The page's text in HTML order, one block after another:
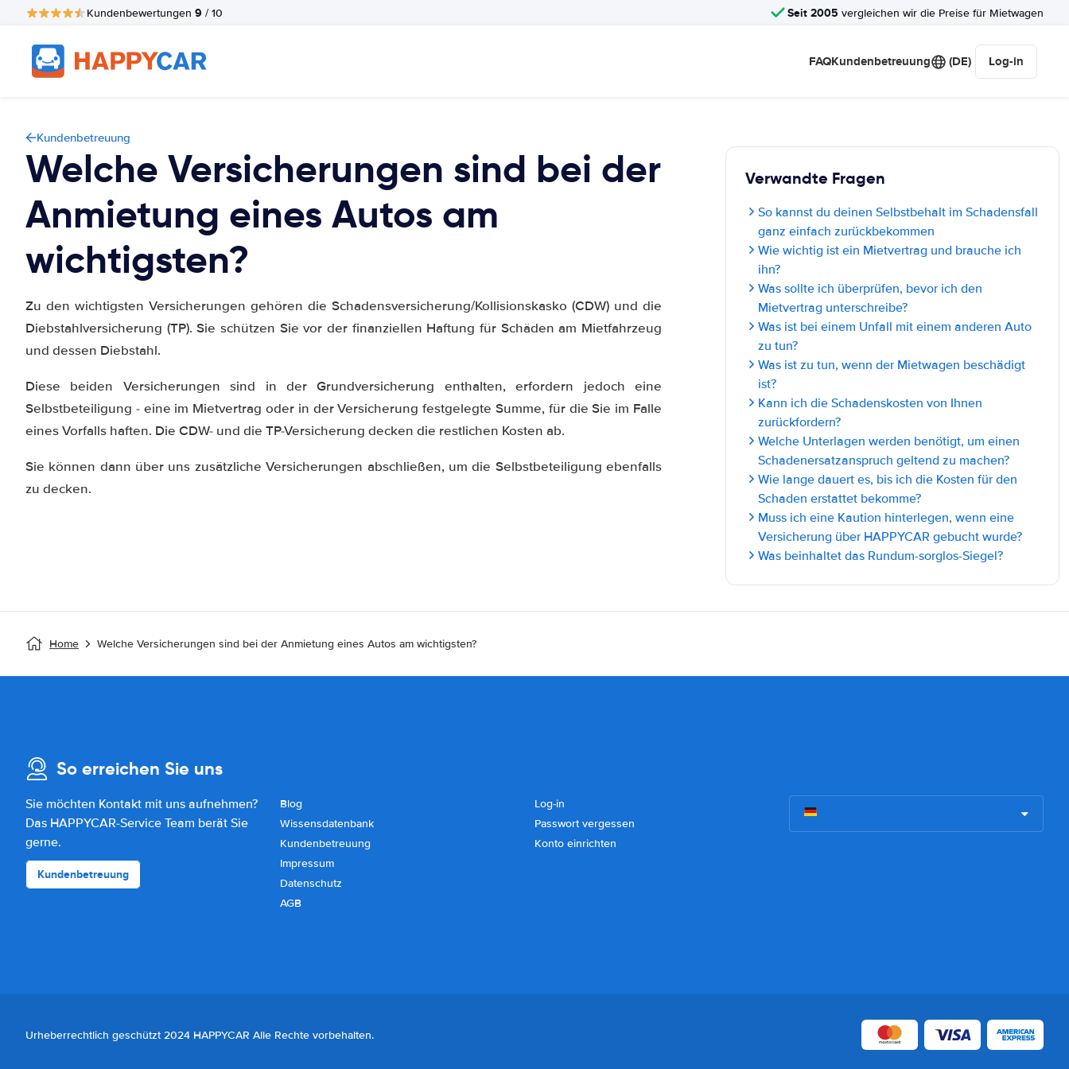
Kundenbewertungen 9 / 10 Seit 2005 vergleichen wir die Preise für Mietwagen
FAQKundenbetreuung (DE) Log-in
Kundenbetreuung
Welche Versicherungen sind bei der
Anmietung eines Autos am
wichtigsten?
Zu den wichtigsten Versicherungen gehören die Schadensversicherung/Kollisionskasko (CDW) und die
Diebstahlversicherung (TP). Sie schützen Sie vor der finanziellen Haftung für Schäden am Mietfahrzeug
und dessen Diebstahl.
Diese beiden Versicherungen sind in der Grundversicherung enthalten, erfordern jedoch eine
Selbstbeteiligung - eine im Mietvertrag oder in der Versicherung festgelegte Summe, für die Sie im Falle
eines Vorfalls haften. Die CDW- und die TP-Versicherung decken die restlichen Kosten ab.
Sie können dann über uns zusätzliche Versicherungen abschließen, um die Selbstbeteiligung ebenfalls
zu decken.
Verwandte Fragen
So kannst du deinen Selbstbehalt im Schadensfall
ganz einfach zurückbekommen
Wie wichtig ist ein Mietvertrag und brauche ich
ihn?
Was sollte ich überprüfen, bevor ich den
Mietvertrag unterschreibe?
Was ist bei einem Unfall mit einem anderen Auto
zu tun?
Was ist zu tun, wenn der Mietwagen beschädigt
ist?
Kann ich die Schadenskosten von Ihnen
zurückfordern?
Welche Unterlagen werden benötigt, um einen
Schadenersatzanspruch geltend zu machen?
Wie lange dauert es, bis ich die Kosten für den
Schaden erstattet bekomme?
Muss ich eine Kaution hinterlegen, wenn eine
Versicherung über HAPPYCAR gebucht wurde?
Was beinhaltet das Rundum-sorglos-Siegel?
Home Welche Versicherungen sind bei der Anmietung eines Autos am wichtigsten?
So erreichen Sie uns
Sie möchten Kontakt mit uns aufnehmen?
Das HAPPYCAR-Service Team berät Sie
gerne.
Kundenbetreuung
Blog
Wissensdatenbank
Kundenbetreuung
Impressum
Datenschutz
AGB
Log-in
Passwort vergessen
Konto einrichten
Urheberrechtlich geschützt 2024 HAPPYCAR Alle Rechte vorbehalten.